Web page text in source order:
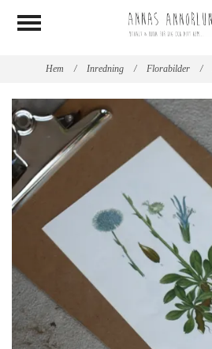
Hem / Inredning / Florabilder /